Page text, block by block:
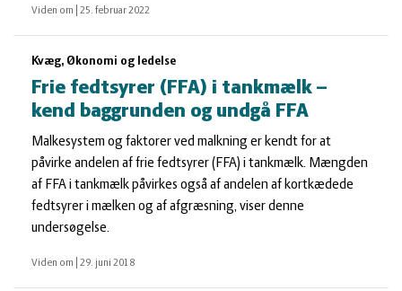
Viden om 25. februar 2022
Kvæg, Økonomi og ledelse
Frie fedtsyrer (FFA) i tankmælk –
kend baggrunden og undgå FFA
Malkesystem og faktorer ved malkning er kendt for at
påvirke andelen af frie fedtsyrer (FFA) i tankmælk. Mængden
af FFA i tankmælk påvirkes også af andelen af kortkædede
fedtsyrer i mælken og af afgræsning, viser denne
undersøgelse.
Viden om 29. juni 2018